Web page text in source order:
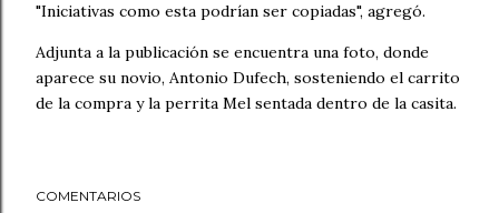
"Iniciativas como esta podrían ser copiadas", agregó.
Adjunta a la publicación se encuentra una foto, donde
aparece su novio, Antonio Dufech, sosteniendo el carrito
de la compra y la perrita Mel sentada dentro de la casita.
COMENTARIOS